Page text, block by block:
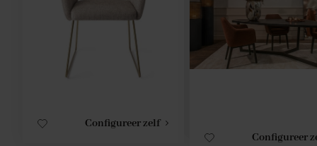
Configureer zelf
Configureer